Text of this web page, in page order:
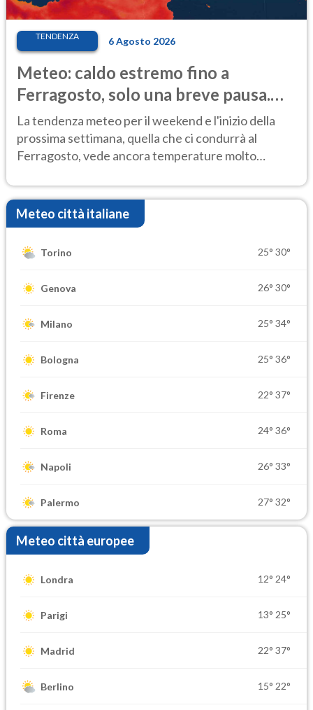
TENDENZA 6 Agosto 2026
Meteo: caldo estremo fino a
Ferragosto, solo una breve pausa.
Ecco dove
La tendenza meteo per il weekend e l'inizio della
prossima settimana, quella che ci condurrà al
Ferragosto, vede ancora temperature molto
Meteo città italiane
Torino 25° 30°
Genova 26° 30°
Milano 25° 34°
Bologna 25° 36°
Firenze 22° 37°
Roma 24° 36°
Napoli 26° 33°
Palermo 27° 32°
Meteo città europee
Londra 12° 24°
Parigi 13° 25°
Madrid 22° 37°
Berlino 15° 22°